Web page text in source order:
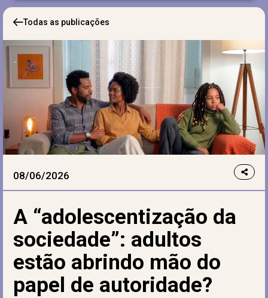
Todas as publicações
08/06/2026
A “adolescentização da
sociedade”: adultos
estão abrindo mão do
papel de autoridade?